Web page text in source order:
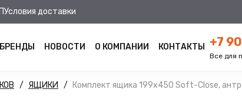
Условия доставки
БРЕНДЫ НОВОСТИ О КОМПАНИИ КОНТАКТЫ +7
Все для
ЯЩИКИ Комплект ящика 199х450 Soft-Close,